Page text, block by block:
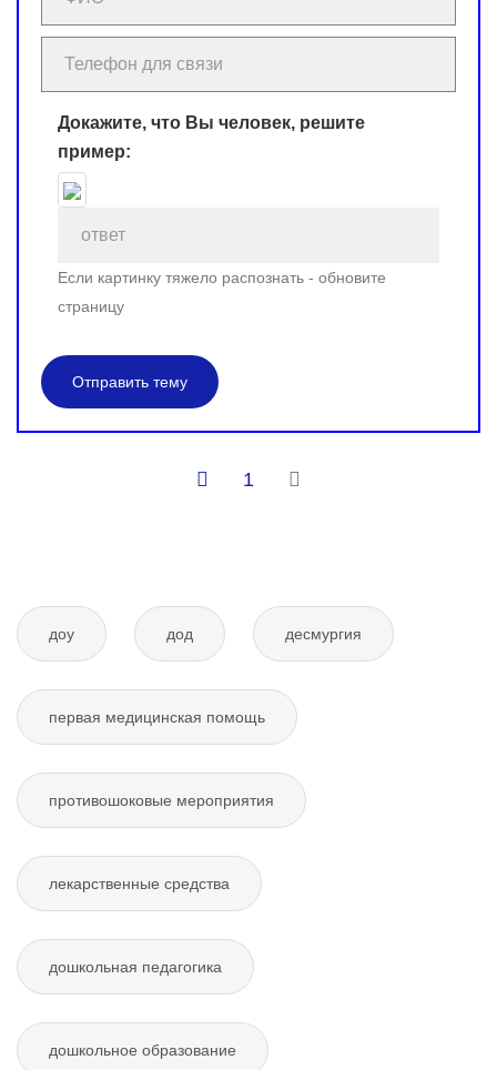
Докажите, что Вы человек, решите
пример:
Если картинку тяжело распознать - обновите
страницу
Отправить тему
1
доу дод десмургия
первая медицинская помощь
противошоковые мероприятия
лекарственные средства
дошкольная педагогика
дошкольное образование